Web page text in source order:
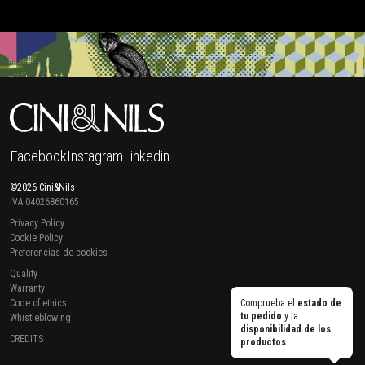
Comprueba el estado de
tu pedido y la
disponibilidad de los
productos.
FacebookInstagramLinkedin
©2026 Cini&Nils
IVA 04026860165
Privacy Policy
Cookie Policy
Preferencias de cookies
Quality
Warranty
Code of ethics
Whistleblowing
CREDITS